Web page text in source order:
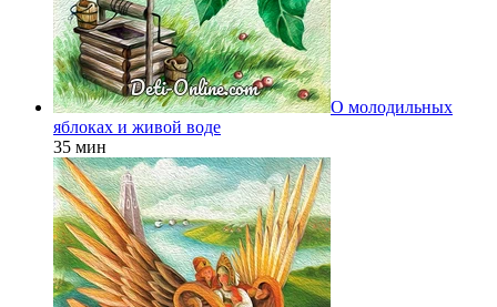
О молодильных
яблоках и живой воде
35 мин